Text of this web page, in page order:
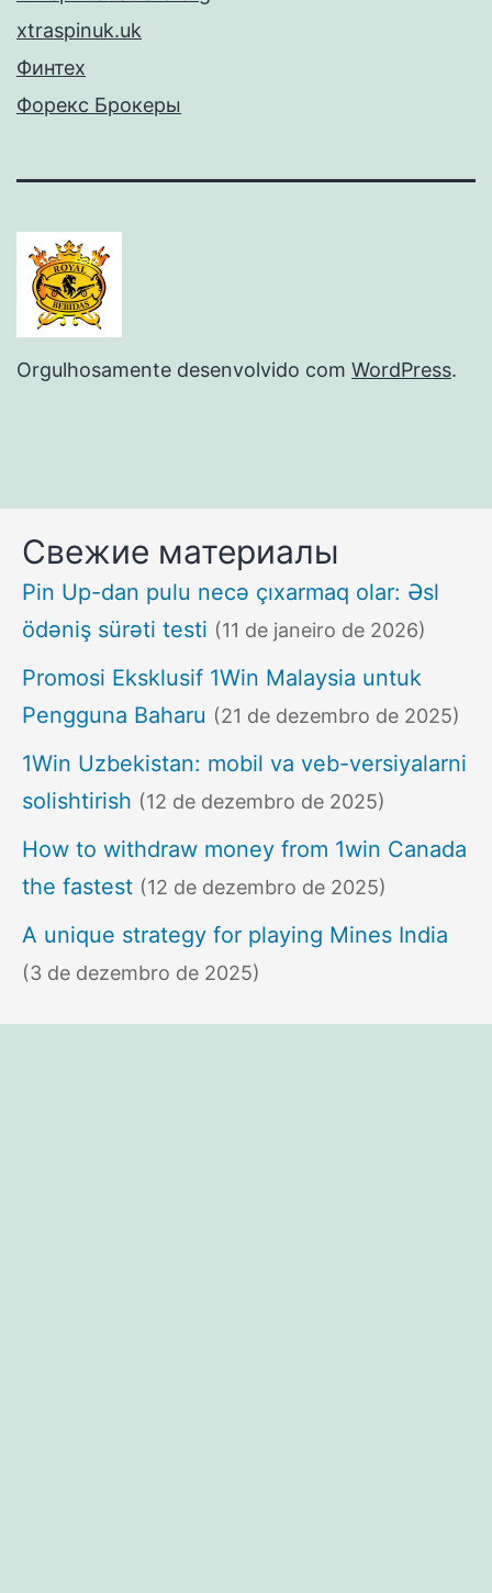
xtraspinuk.uk
Финтех
Форекс Брокеры
Orgulhosamente desenvolvido com WordPress.
Свежие материалы
Pin Up-dan pulu necə çıxarmaq olar: Əsl
ödəniş sürəti testi (11 de janeiro de 2026)
Promosi Eksklusif 1Win Malaysia untuk
Pengguna Baharu (21 de dezembro de 2025)
1Win Uzbekistan: mobil va veb-versiyalarni
solishtirish (12 de dezembro de 2025)
How to withdraw money from 1win Canada
the fastest (12 de dezembro de 2025)
A unique strategy for playing Mines India
(3 de dezembro de 2025)